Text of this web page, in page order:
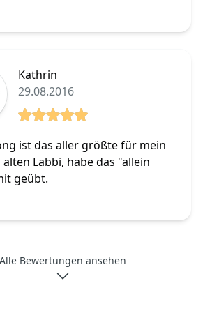
Kathrin
29.08.2016
ist das aller größte für mein
Labbi, habe das "allein
geübt.
Alle Bewertungen ansehen